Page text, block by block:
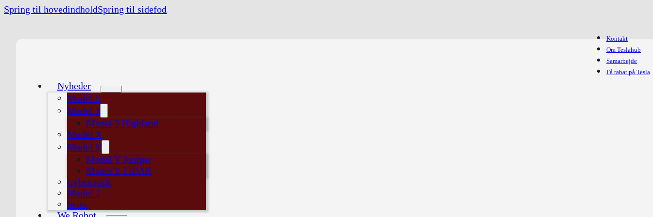
Spring til hovedindholdSpring til sidefod
Kontakt
Om Teslahub
Samarbejde
Få rabat på Tesla
Nyheder
Model S
Model 3
Model 3 Highland
Model X
Model Y
Model Y Juniper
Model Y LiDAR
Cybertruck
Model 2
Semi